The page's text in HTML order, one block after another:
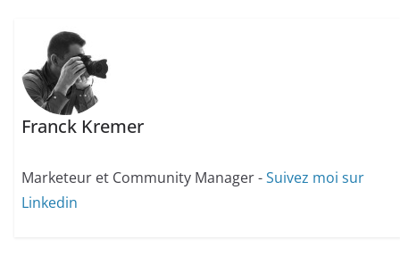
Franck Kremer
Marketeur et Community Manager -Suivez moi sur
Linkedin